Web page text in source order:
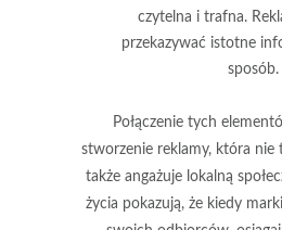
czytelna i trafna.
przekazywać istotne
sposób.
Połączenie tych
stworzenie reklamy, która nie
także angażuje lokalną
życia pokazują, że kiedy